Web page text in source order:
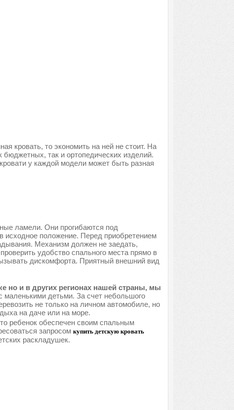
кровать, то экономить на ней не стоит. На
так и ортопедических изделий.
у каждой модели может быть разная
ламели. Они прогибаются под
исходное положение. Перед приобретением
Механизм должен не заедать,
удобство спального места прямо в
дискомфорта. Приятный внешний вид
но и в других регионах нашей страны, мы
маленькими детьми. За счет небольшого
не только на личном автомобиле, но
на даче или на море.
ребенок обеспечен своим спальным
запросом купить детскую кровать
раскладушек.